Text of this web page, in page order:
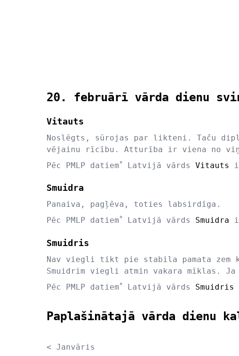
20. februārī vārda dienu
Vitauts
Noslēgts, sūrojas par likteni. Taču
vējainu rīcību. Atturība ir viena no viņa
Pēc PMLP datiem* Latvijā vārds Vitauts
Smuidra
Panaiva, pagļēva, toties labsirdīga.
Pēc PMLP datiem* Latvijā vārds Smuidra
Smuidris
Nav viegli tikt pie stabila pamata
Smuidrim viegli atmin vakara mīklas.
Pēc PMLP datiem* Latvijā vārds Smuidris
Paplašinātajā vārda dienu
< Janvāris